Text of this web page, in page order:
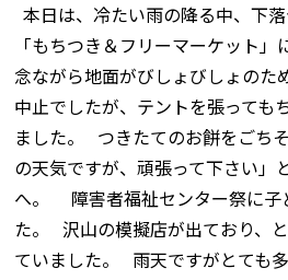
本日は、冷たい雨の降る中、下
「もちつき＆フリーマーケット
念ながら地面がびしょびしょのた
中止でしたが、テントを張っても
ました。 つきたてのお餅をごち
の天気ですが、頑張って下さい」
へ。 障害者福祉センター祭に子
た。 沢山の模擬店が出ており、
ていました。 雨天ですがとても